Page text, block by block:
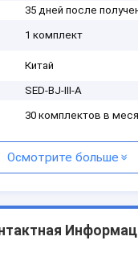
35 дней после
1 комплект
Китай
SED-BJ-III-A
30 комплектов в
Осмотрите больше